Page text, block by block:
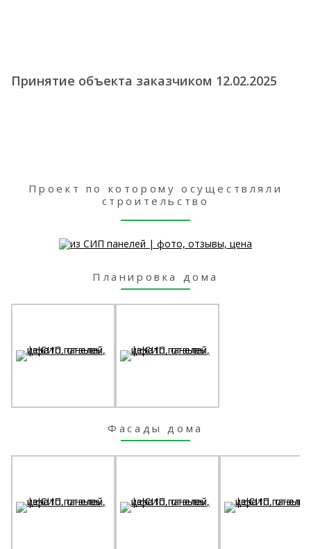
Принятие объекта заказчиком 12.02.2025
Проект по которому осуществляли
строительство
Планировка дома
Фасады дома